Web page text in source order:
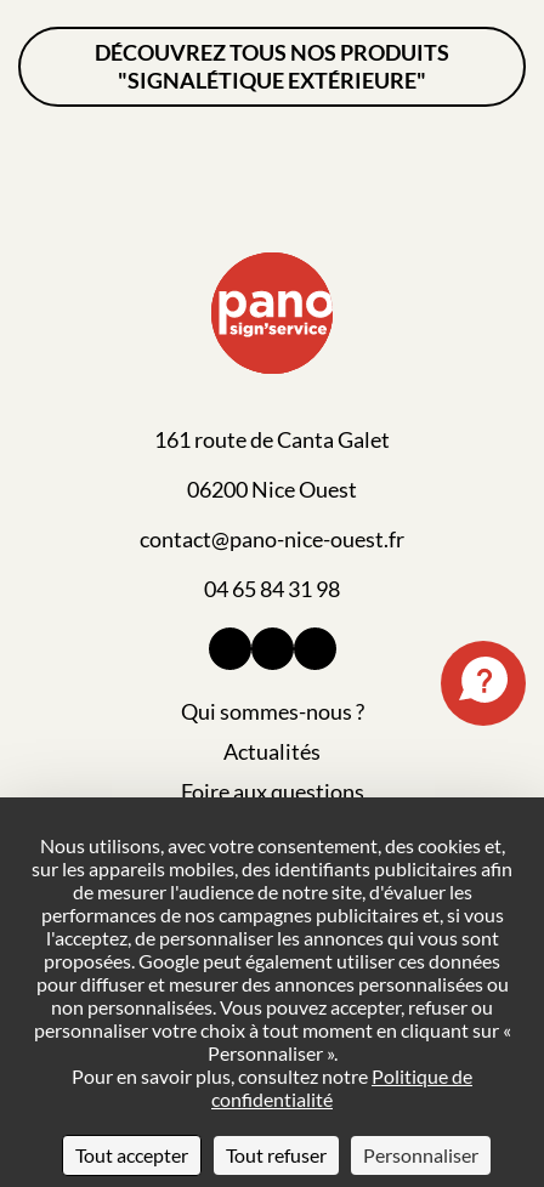
DÉCOUVREZ TOUS NOS PRODUITS
"SIGNALÉTIQUE EXTÉRIEURE"
161 route de Canta Galet
06200 Nice Ouest
contact@pano-nice-ouest.fr
04 65 84 31 98
Qui sommes-nous ?
Actualités
Foire aux questions
Plan du site
Politique de confidentialité
Conditions générales de vente
Gestion des cookies
NOUS CONTACTER
DEMANDER UN DEVIS
Nous utilisons, avec votre consentement, des cookies et,
sur les appareils mobiles, des identifiants publicitaires afin
de mesurer l'audience de notre site, d'évaluer les
performances de nos campagnes publicitaires et, si vous
l'acceptez, de personnaliser les annonces qui vous sont
proposées. Google peut également utiliser ces données
pour diffuser et mesurer des annonces personnalisées ou
non personnalisées. Vous pouvez accepter, refuser ou
personnaliser votre choix à tout moment en cliquant sur «
Personnaliser ».
Pour en savoir plus, consultez notre Politique de
confidentialité
Tout accepter Tout refuser Personnaliser